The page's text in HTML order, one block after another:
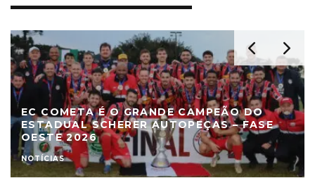
EC COMETA É O GRANDE CAMPEÃO DO
ESTADUAL SCHERER AUTOPEÇAS – FASE
OESTE 2026
NOTÍCIAS